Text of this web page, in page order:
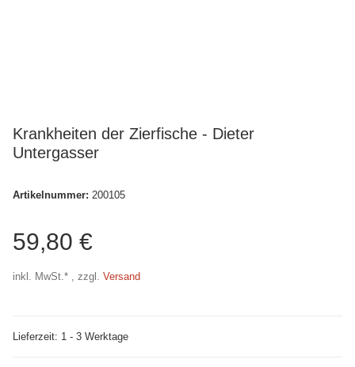
Krankheiten der Zierfische - Dieter
Untergasser
Artikelnummer: 200105
59,80 €
inkl. MwSt.* , zzgl. Versand
Lieferzeit: 1 - 3 Werktage